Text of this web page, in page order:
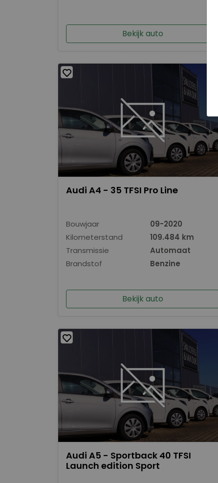
Bekijk auto
Audi A4 - 35 TFSI Pro Line
Bouwjaar
09-2020
Kilometerstand
109.484 km
Transmissie
Automaat
Brandstof
Benzine
Bekijk auto
Audi A5 - Sportback 40 TFSI
Launch edition Sport